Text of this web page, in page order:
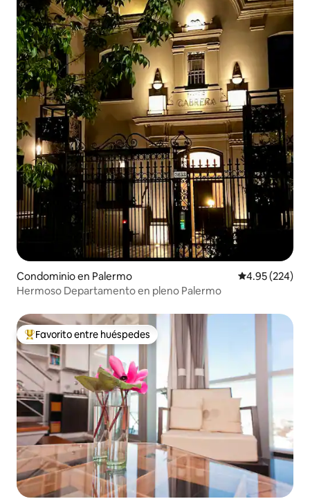
Condominio en Palermo Calificación
4.95 (224)
Hermoso Departamento en pleno Palermo
De los mejores en Favorito entre huéspedes
Favorito entre huéspedes